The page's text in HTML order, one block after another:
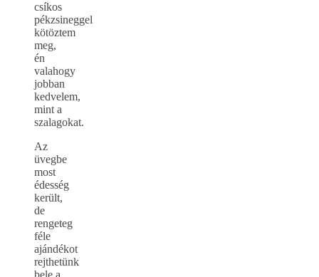
csíkos
pékzsineggel
kötöztem
meg,
én
valahogy
jobban
kedvelem,
mint a
szalagokat.
Az
üvegbe
most
édesség
került,
de
rengeteg
féle
ajándékot
rejthetünk